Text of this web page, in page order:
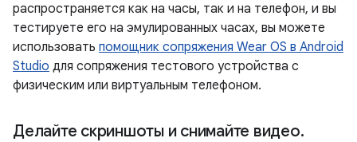
распространяется как на часы, так и на телефон, и вы
тестируете его на эмулированных часах, вы можете
использовать помощник сопряжения Wear OS в Android
Studio для сопряжения тестового устройства с
физическим или виртуальным телефоном.
Делайте скриншоты и снимайте видео.